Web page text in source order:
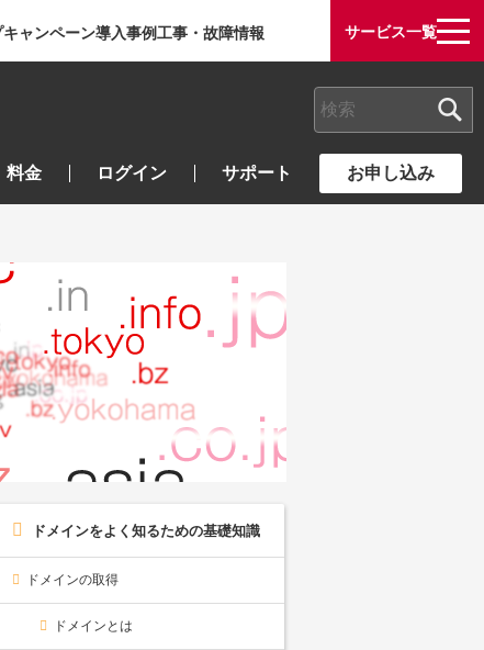
キャンペーン導入事例工事・故障情報 サービス一覧
検索キーワード入力
料金 ログイン サポート お申し込み
ドメインをよく知るための基礎知識
ドメインの取得
ドメインとは